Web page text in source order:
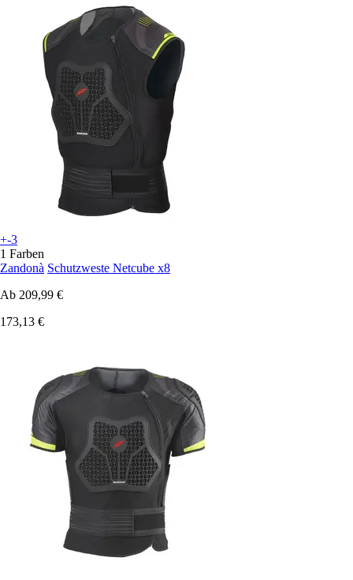
+-3
1 Farben
Zandonà Schutzweste Netcube x8
Ab 209,99 €
173,13 €